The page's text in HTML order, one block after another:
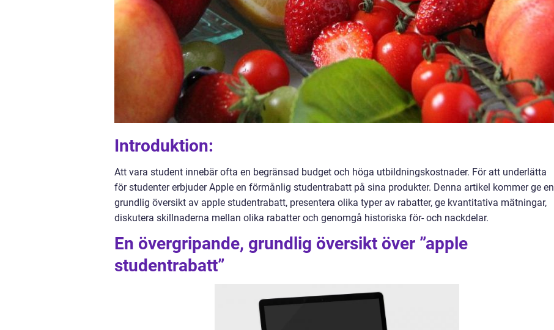
Introduktion:
Att vara student innebär ofta en begränsad budget och höga utbildningskostnader. För att underlätta
för studenter erbjuder Apple en förmånlig studentrabatt på sina produkter. Denna artikel kommer ge en
grundlig översikt av apple studentrabatt, presentera olika typer av rabatter, ge kvantitativa mätningar,
diskutera skillnaderna mellan olika rabatter och genomgå historiska för- och nackdelar.
En övergripande, grundlig översikt över ”apple
studentrabatt”